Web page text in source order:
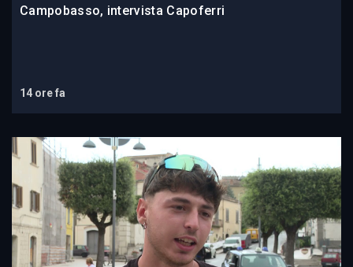
Campobasso, intervista Capoferri
14 ore fa